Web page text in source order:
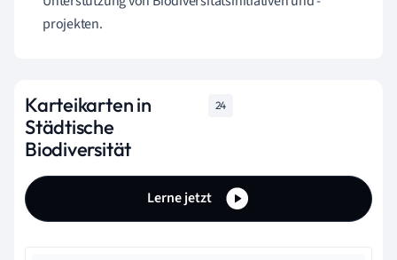
projekten.
Karteikarten in
Städtische
Biodiversität
24
Lerne jetzt